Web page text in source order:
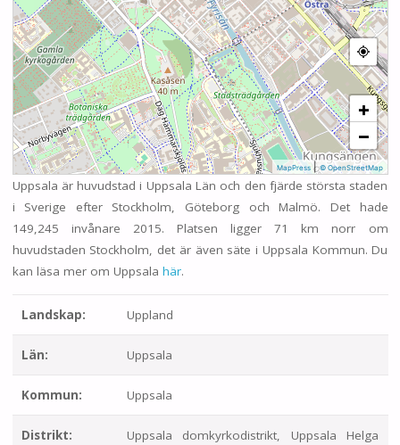
+
−
MapPress|© OpenStreetMap
Uppsala är huvudstad i Uppsala Län och den fjärde största staden
i Sverige efter Stockholm, Göteborg och Malmö. Det hade
149,245 invånare 2015. Platsen ligger 71 km norr om
huvudstaden Stockholm, det är även säte i Uppsala Kommun. Du
kan läsa mer om Uppsala här.
Landskap: Uppland
Län: Uppsala
Kommun: Uppsala
Distrikt:
Uppsala domkyrkodistrikt, Uppsala Helga